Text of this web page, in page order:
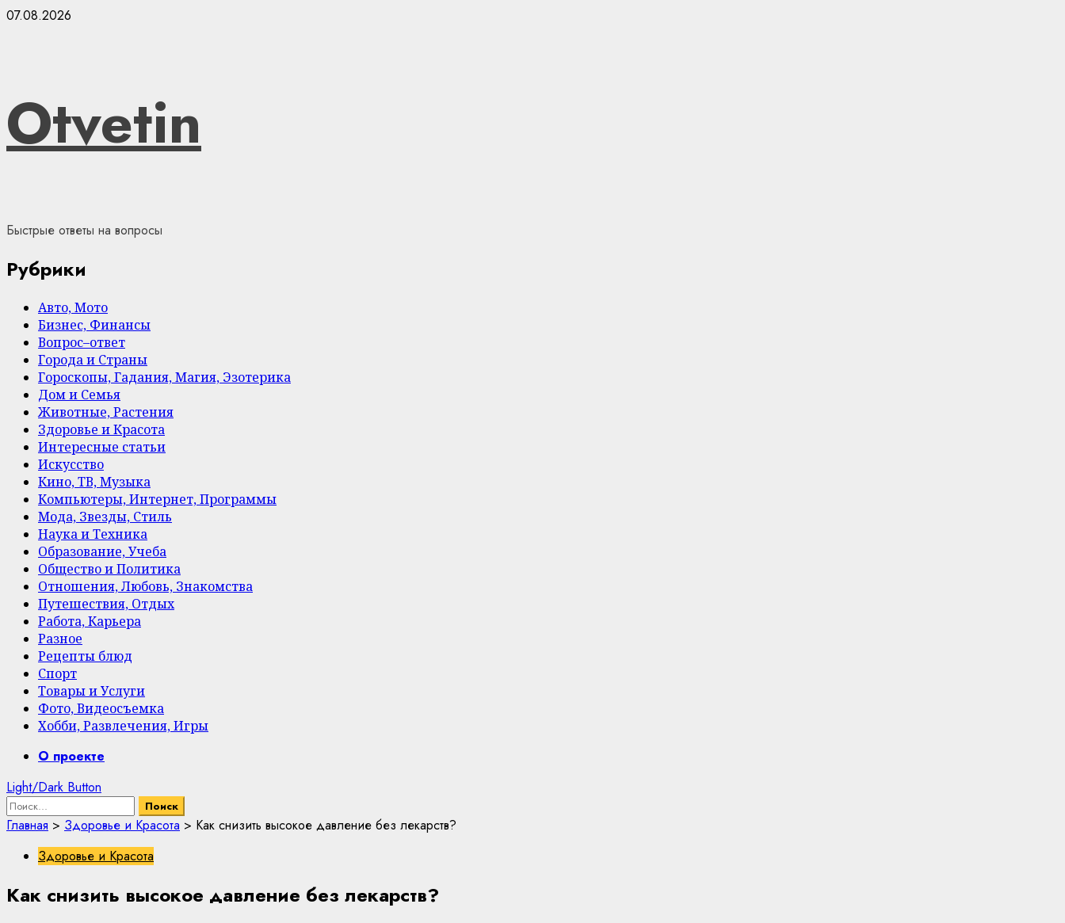
Skip
07.08.2026
Otvetin
Быстрые ответы на вопросы
Рубрики
Авто, Мото
Бизнес, Финансы
Вопрос–ответ
Города и Страны
Гороскопы, Гадания, Магия, Эзотерика
Дом и Семья
Животные, Растения
Здоровье и Красота
Интересные статьи
Искусство
Кино, ТВ, Музыка
Компьютеры, Интернет, Программы
Мода, Звезды, Стиль
Наука и Техника
Образование, Учеба
Общество и Политика
Отношения, Любовь, Знакомства
Путешествия, Отдых
Работа, Карьера
Разное
Рецепты блюд
Спорт
Товары и Услуги
Фото, Видеосъемка
Хобби, Развлечения, Игры
PrimaryО проекте
Light/Dark Button
Найти:
Главная > Здоровье и Красота > Как снизить высокое давление без лекарств?
Здоровье и Красота
Как снизить высокое давление без лекарств?